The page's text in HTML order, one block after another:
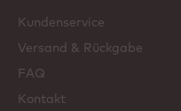
Kundenservice
Versand & Rückgabe
FAQ
Kontakt